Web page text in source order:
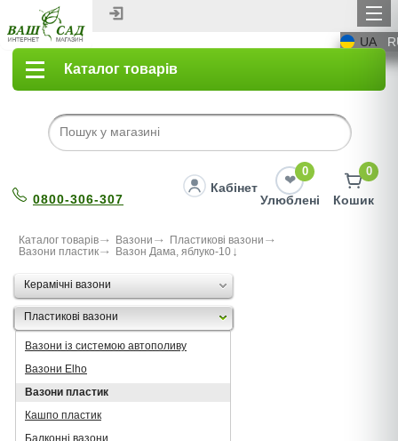
UA
Каталог товарів
0800-306-307
Кабінет
0
Улюблені
0
Кошик
Каталог товарів Вазони
Пластикові вазони
Вазони пластик
Вазон Дама, яблуко-10
Керамічні вазони
Пластикові вазони
Вазони із системою автополиву
Вазони Elho
Вазони пластик
Кашпо пластик
Балконні вазони